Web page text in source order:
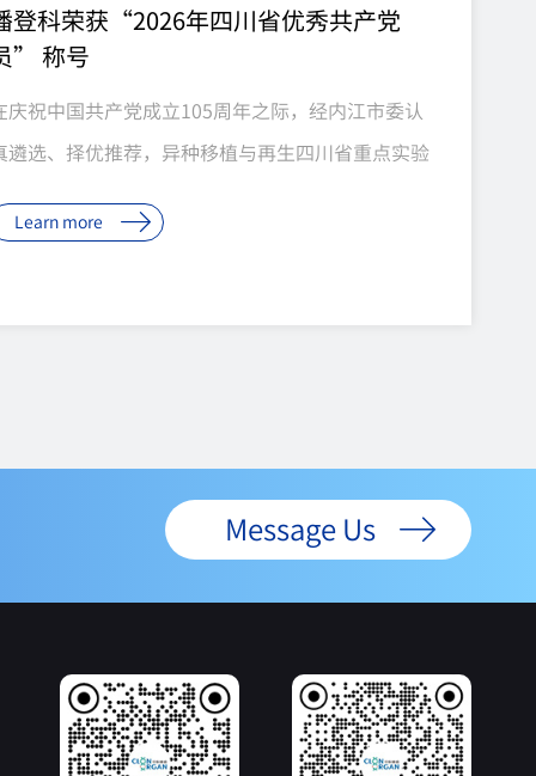
登科荣获“2026年四川省优秀共产党
” 称号
庆祝中国共产党成立105周年之际，经内江市委认
遴选、择优推荐，异种移植与再生四川省重点实验
省委授予“2026年四川省优秀共产党员”称号。这
、勇攀高峰的礼赞，更是一家民营科技企业以党建
前沿，以解决器官短缺这一全球性困境为己任。作
点研发计划、国家自然科学基金等多项国家级重...
Learn more
Message Us